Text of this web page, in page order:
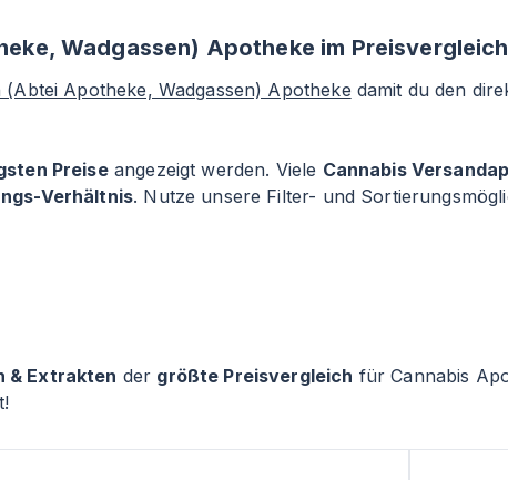
Wadgassen) Apotheke im Preisvergleich
Apotheke, Wadgassen) Apotheke damit du den
Preiseangezeigt werden. Viele Cannabis
Verhältnis. Nutze unsere Filter- und
& Extrakten der größte Preisvergleich für Cannabis